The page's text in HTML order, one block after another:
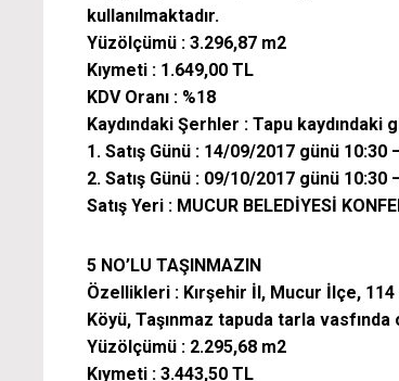
kullanılmaktadır.
Yüzölçümü : 3.296,87 m2
Kıymeti : 1.649,00 TL
KDV Oranı : %18
Kaydındaki Şerhler : Tapu kaydındaki
1. Satış Günü : 14/09/2017 günü 10:30
2. Satış Günü : 09/10/2017 günü 10:30
Satış Yeri : MUCUR BELEDİYESİ
5 NO’LU TAŞINMAZIN
Özellikleri : Kırşehir İl, Mucur İlçe, 114
Köyü, Taşınmaz tapuda tarla
Yüzölçümü : 2.295,68 m2
Kıymeti : 3.443,50 TL